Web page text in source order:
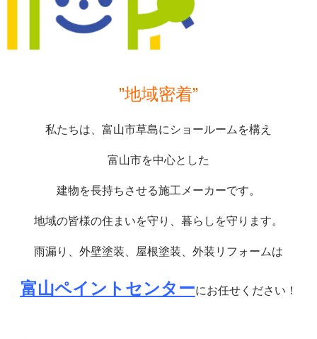
”地域密着”
私たちは、富山市草島にショールームを構え
富山市を中心とした
建物を長持ちさせる施工メーカーです。
地域の皆様の住まいを守り、暮らしを守ります。
雨漏り、外壁塗装、屋根塗装、外装リフォームは
富山ペイントセンターにお任せください！